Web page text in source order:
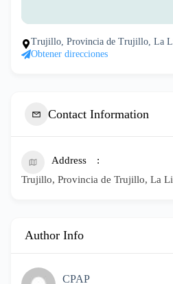
Trujillo, Provincia de Trujillo, La
Obtener direcciones
Contact Information
Address
Trujillo, Provincia de Trujillo, La
Author Info
CPAP